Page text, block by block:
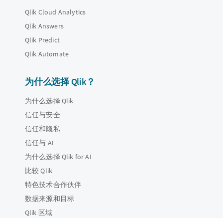
Qlik Cloud Analytics
Qlik Answers
Qlik Predict
Qlik Automate
为什么选择 Qlik？
为什么选择 Qlik
信任与安全
信任和隐私
信任与 AI
为什么选择 Qlik for AI
比较 Qlik
特色技术合作伙伴
数据来源和目标
Qlik 区域